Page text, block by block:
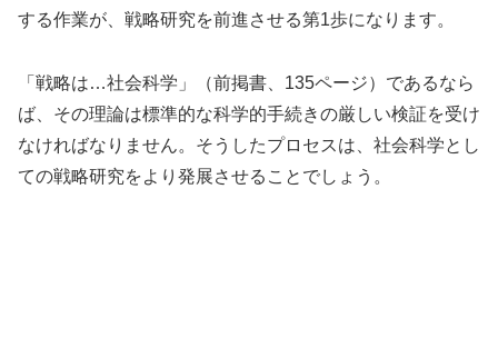
する作業が、戦略研究を前進させる第1歩になります。
「戦略は…社会科学」（前掲書、135ページ）であるなら
ば、その理論は標準的な科学的手続きの厳しい検証を受け
なければなりません。そうしたプロセスは、社会科学とし
ての戦略研究をより発展させることでしょう。